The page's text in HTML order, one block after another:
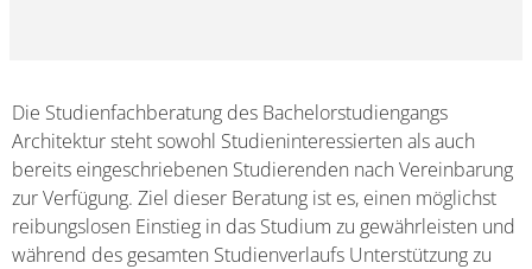
Die Studienfachberatung des Bachelorstudiengangs
Architektur steht sowohl Studieninteressierten als auch
bereits eingeschriebenen Studierenden nach Vereinbarung
zur Verfügung. Ziel dieser Beratung ist es, einen möglichst
reibungslosen Einstieg in das Studium zu gewährleisten und
während des gesamten Studienverlaufs Unterstützung zu